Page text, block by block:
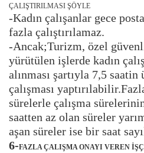
ÇALIŞTIRILMASI ŞÖYLE
-Kadın çalışanlar gece
fazla çalıştırılamaz.
-Ancak;Turizm, özel
yürütülen işlerde kadın
alınması şartıyla 7,5 saatin
çalışması
sürelerle çalışma
saatten az olan süreler
aşan süreler ise bir saat
6-FAZLA ÇALIŞMA ONAYI VEREN